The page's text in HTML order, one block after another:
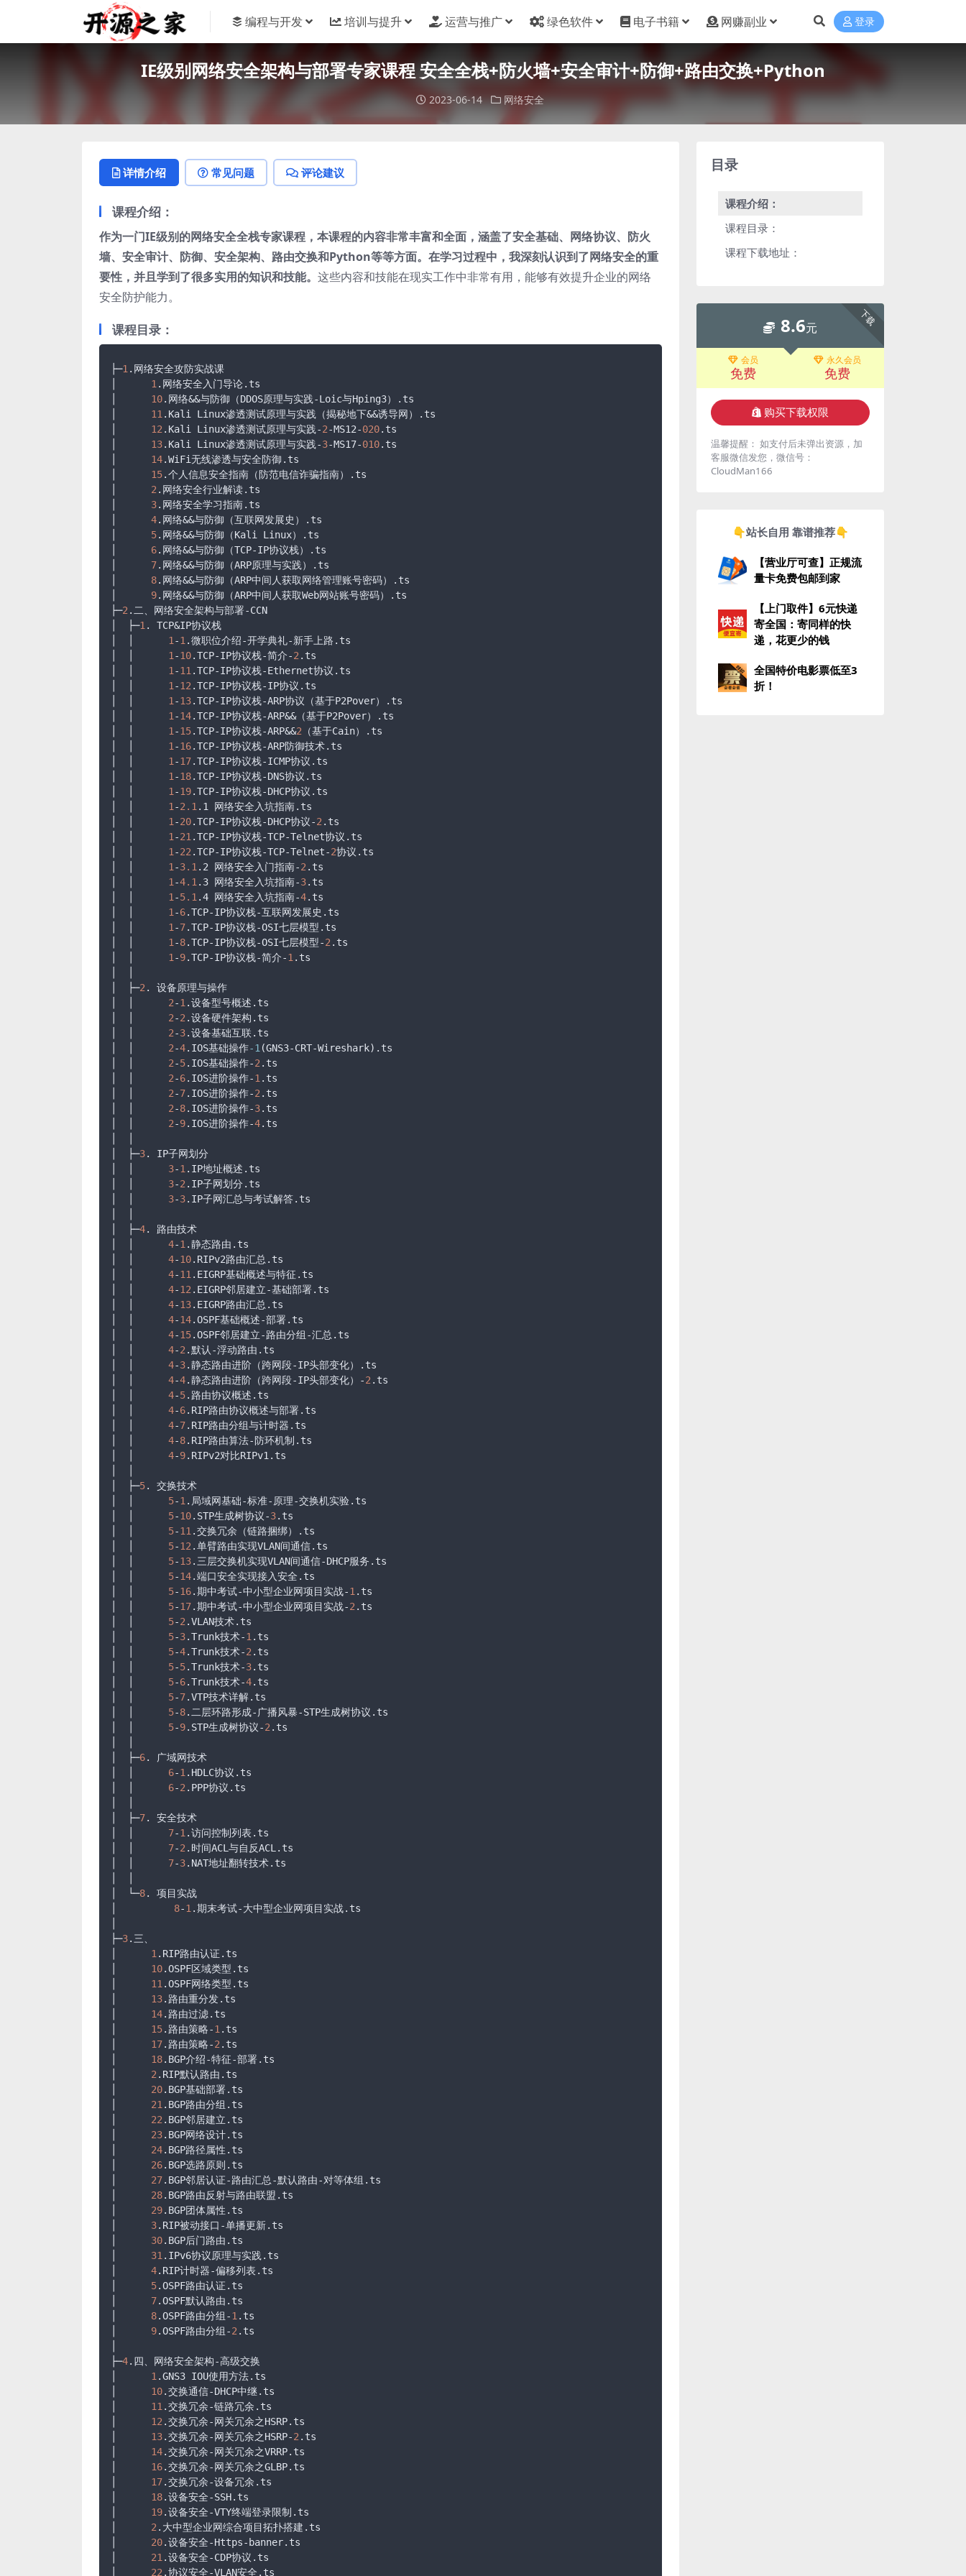
编程与开发 培训与提升 运营与推广 绿色软件 电子书籍 网赚副业 登录
IE级别网络安全架构与部署专家课程 安全全栈+防火墙+安全审计+防御+路由交换+Python
2023-06-14 网络安全
详情介绍 常见问题 评论建议
课程介绍：
作为一门IE级别的网络安全全栈专家课程，本课程的内容非常丰富和全面，涵盖了安全基础、网络协议、防火
墙、安全审计、防御、安全架构、路由交换和Python等等方面。在学习过程中，我深刻认识到了网络安全的重
要性，并且学到了很多实用的知识和技能。 这些内容和技能在现实工作中非常有用，能够有效提升企业的网络
安全防护能力。
课程目录：
├─1 .网络安全攻防实战课
1 .网络安全入门导论.ts
10.网络&&与防御（DDOS原理与实践-Loic与Hping3）
.ts
11 .Kali Linux渗透测试原理与实践（揭秘地下&&诱导网）
.ts
12 .Kali Linux渗透测试原理与实践-2-MS12-020.ts
13.Kali Linux渗透测试原理与实践-3-MS17-010.ts
14.WiFi无线渗透与安全防御 .ts
15.个人信息安全指南（防范电信诈骗指南）
.ts
2 .网络安全行业解读.ts
3.网络安全学习指南.ts
4.网络&&与防御（互联网发展史）
.ts
5.网络&&与防御（Kali Linux）
.ts
6.网络&&与防御（TCP-IP协议栈）
.ts
7.网络&&与防御（ARP原理与实践）
.ts
8.网络&&与防御（ARP中间人获取网络管理账号密码）
.ts
9.网络&&与防御（ARP中间人获取Web网站账号密码）
.ts
├─2 .二、网络安全架构与部署-CCN
│  ├─1 . TCP&IP协议栈
1 -1 .微职位介绍-开学典礼-新手上路 .ts
1 -10.TCP-IP协议栈-简介-2 .ts
1 -11 .TCP-IP协议栈-Ethernet协议 .ts
1 -12 .TCP-IP协议栈-IP协议 .ts
1 -13.TCP-IP协议栈-ARP协议（基于P2Pover）
.ts
1 -14.TCP-IP协议栈-ARP&&（基于P2Pover）
.ts
1 -15.TCP-IP协议栈-ARP&&2 （基于Cain）
.ts
1 -16.TCP-IP协议栈-ARP防御技术.ts
1 -17.TCP-IP协议栈-ICMP协议 .ts
1 -18.TCP-IP协议栈-DNS协议 .ts
1 -19.TCP-IP协议栈-DHCP协议 .ts
1 -2.1 .1 网络安全入坑指南.ts
1 -20.TCP-IP协议栈-DHCP协议-2 .ts
1 -21 .TCP-IP协议栈-TCP-Telnet协议 .ts
1 -22 .TCP-IP协议栈-TCP-Telnet-2协议 .ts
1 -3.1 .2 网络安全入门指南-2 .ts
1 -4.1 .3 网络安全入坑指南-3.ts
1 -5.1 .4 网络安全入坑指南-4.ts
1 -6.TCP-IP协议栈-互联网发展史 .ts
1 -7.TCP-IP协议栈-OSI七层模型 .ts
1 -8.TCP-IP协议栈-OSI七层模型-2 .ts
1 -9.TCP-IP协议栈-简介-1 .ts
│  ├─2 . 设备原理与操作
2-1 .设备型号概述 .ts
2-2 .设备硬件架构 .ts
2-3.设备基础互联 .ts
2-4.IOS基础操作-1 (GNS3-CRT-Wireshark) .ts
2-5.IOS基础操作-2 .ts
2-6.IOS进阶操作-1 .ts
2-7.IOS进阶操作-2 .ts
2-8.IOS进阶操作-3.ts
2-9.IOS进阶操作-4.ts
│  ├─3. IP子网划分
3-1 .IP地址概述 .ts
3-2 .IP子网划分.ts
3-3.IP子网汇总与考试解答.ts
│  ├─4. 路由技术
4-1 .静态路由 .ts
4-10.RIPv2路由汇总 .ts
4-11 .EIGRP基础概述与特征 .ts
4-12 .EIGRP邻居建立-基础部署.ts
4-13.EIGRP路由汇总 .ts
4-14.OSPF基础概述-部署.ts
4-15.OSPF邻居建立-路由分组-汇总 .ts
4-2 .默认-浮动路由 .ts
4-3.静态路由进阶（跨网段-IP头部变化）
.ts
4-4.静态路由进阶（跨网段-IP头部变化）-2 .ts
4-5.路由协议概述 .ts
4-6.RIP路由协议概述与部署.ts
4-7.RIP路由分组与计时器 .ts
4-8.RIP路由算法-防环机制 .ts
4-9.RIPv2对比RIPv1 .ts
│  ├─5. 交换技术
5-1 .局域网基础-标准-原理-交换机实验.ts
5-10.STP生成树协议-3.ts
5-11 .交换冗余（链路捆绑）
.ts
5-12 .单臂路由实现VLAN间通信.ts
5-13.三层交换机实现VLAN间通信-DHCP服务 .ts
5-14.端口安全实现接入安全 .ts
5-16.期中考试-中小型企业网项目实战-1 .ts
5-17.期中考试-中小型企业网项目实战-2 .ts
5-2 .VLAN技术.ts
5-3.Trunk技术-1 .ts
5-4.Trunk技术-2 .ts
5-5.Trunk技术-3.ts
5-6.Trunk技术-4.ts
5-7.VTP技术详解.ts
5-8.二层环路形成-广播风暴-STP生成树协议 .ts
5-9.STP生成树协议-2 .ts
│  ├─6. 广域网技术
6-1 .HDLC协议 .ts
6-2 .PPP协议 .ts
│  ├─7. 安全技术
7-1 .访问控制列表 .ts
7-2 .时间ACL与自反ACL .ts
7-3.NAT地址翻转技术.ts
│  └─8. 项目实战
8-1 .期末考试-大中型企业网项目实战.ts
├─3.三、
1 .RIP路由认证 .ts
10.OSPF区域类型 .ts
11 .OSPF网络类型 .ts
13.路由重分发.ts
14.路由过滤.ts
15.路由策略-1 .ts
17.路由策略-2 .ts
18.BGP介绍-特征-部署.ts
2 .RIP默认路由 .ts
20.BGP基础部署.ts
21 .BGP路由分组 .ts
22 .BGP邻居建立 .ts
23.BGP网络设计.ts
24.BGP路径属性 .ts
26.BGP选路原则 .ts
27.BGP邻居认证-路由汇总-默认路由-对等体组 .ts
28.BGP路由反射与路由联盟 .ts
29.BGP团体属性 .ts
3.RIP被动接口-单播更新.ts
30.BGP后门路由 .ts
31 .IPv6协议原理与实践 .ts
4.RIP计时器-偏移列表 .ts
5.OSPF路由认证 .ts
7.OSPF默认路由 .ts
8.OSPF路由分组-1 .ts
9.OSPF路由分组-2 .ts
├─4.四、网络安全架构-高级交换
1 .GNS3 IOU使用方法.ts
10.交换通信-DHCP中继.ts
11 .交换冗余-链路冗余 .ts
12 .交换冗余-网关冗余之HSRP.ts
13.交换冗余-网关冗余之HSRP-2 .ts
14.交换冗余-网关冗余之VRRP.ts
16.交换冗余-网关冗余之GLBP.ts
17.交换冗余-设备冗余 .ts
18.设备安全-SSH.ts
19.设备安全-VTY终端登录限制 .ts
2 .大中型企业网综合项目拓扑搭建 .ts
20.设备安全-Https-banner.ts
21 .设备安全-CDP协议 .ts
22 .协议安全-VLAN安全 .ts
目录
课程介绍：
课程目录：
课程下载地址：
下载
8.6元
会员
免费
永久会员
免费
购买下载权限
温馨提醒： 如支付后未弹出资源，加
客服微信发您，微信号：
CloudMan166
👇站长自用 靠谱推荐👇
【营业厅可查】正规流
量卡免费包邮到家
【上门取件】6元快递
寄全国：寄同样的快
递，花更少的钱
全国特价电影票低至3
折！